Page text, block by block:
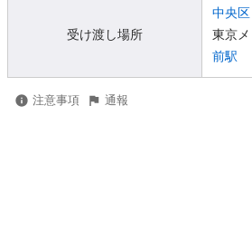
受け渡し場所
中央区
東京
前駅
注意事項 通報